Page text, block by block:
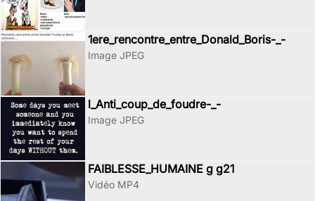
1ere_rencontre_entre_Donald_Boris-_-
Image JPEG
l_Anti_coup_de_foudre-_-
Image JPEG
FAIBLESSE_HUMAINE g g21
Vidéo MP4